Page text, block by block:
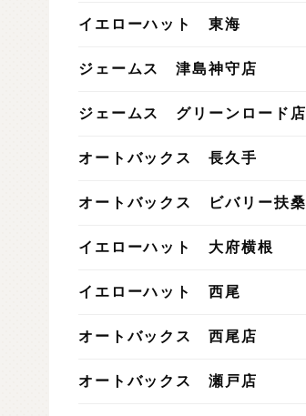
イエローハット 東海
ジェームス 津島神守店
ジェームス グリーンロード店
オートバックス 長久手
オートバックス ビバリー扶桑
イエローハット 大府横根
イエローハット 西尾
オートバックス 西尾店
オートバックス 瀬戸店